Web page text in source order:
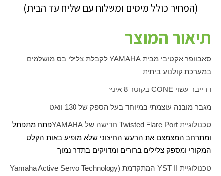
(המחיר כולל מיסים ומשלוח עם שליח עד הבית)
תיאור המוצר
סאבוופר אקטיבי מבית YAMAHA לקבלת צלילי בס מושלמים
במערכת קולנוע ביתית
דרייבר עשוי CONE בקוטר 8 אינץ
מגבר מובנה עוצמתי במיוחד בעל הספק של 130 וואט
טכנולוגיית Twisted Flare Port חדישה של YAMAHAפתח מתפתל
ומתרחב המצמצם את הרעש החיצוני שלא מופיע באות הקלט
המקורי ומספק צלילים ברורים ומדויקים בתדר נמוך
טכנולוגיית YST II המתקדמת (Yamaha Active Servo Technology